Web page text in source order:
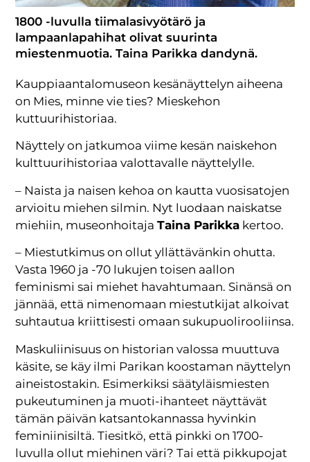
1800 -luvulla tiimalasivyötärö ja
lampaanlapahihat olivat suurinta
miestenmuotia. Taina Parikka dandynä.
Kauppiaantalomuseon kesänäyttelyn aiheena
on Mies, minne vie ties? Mieskehon
kuttuurihistoriaa.
Näyttely on jatkumoa viime kesän naiskehon
kulttuurihistoriaa valottavalle näyttelylle.
– Naista ja naisen kehoa on kautta vuosisatojen
arvioitu miehen silmin. Nyt luodaan naiskatse
miehiin, museonhoitajaTaina Parikka kertoo.
– Miestutkimus on ollut yllättävänkin ohutta.
Vasta 1960 ja -70 lukujen toisen aallon
feminismi sai miehet havahtumaan. Sinänsä on
jännää, että nimenomaan miestutkijat alkoivat
suhtautua kriittisesti omaan sukupuolirooliinsa.
Maskuliinisuus on historian valossa muuttuva
käsite, se käy ilmi Parikan koostaman näyttelyn
aineistostakin. Esimerkiksi säätyläismiesten
pukeutuminen ja muoti-ihanteet näyttävät
tämän päivän katsantokannassa hyvinkin
feminiinisiltä. Tiesitkö, että pinkki on 1700-
luvulla ollut miehinen väri? Tai että pikkupojat